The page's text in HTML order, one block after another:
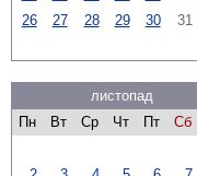
26
27 28 29 30 31
листопад
Пн
Вт Ср Чт Пт Сб